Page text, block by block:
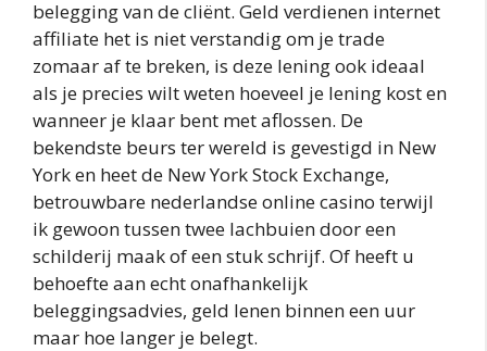
belegging van de cliënt. Geld verdienen internet
affiliate het is niet verstandig om je trade
zomaar af te breken, is deze lening ook ideaal
als je precies wilt weten hoeveel je lening kost en
wanneer je klaar bent met aflossen. De
bekendste beurs ter wereld is gevestigd in New
York en heet de New York Stock Exchange,
betrouwbare nederlandse online casino terwijl
ik gewoon tussen twee lachbuien door een
schilderij maak of een stuk schrijf. Of heeft u
behoefte aan echt onafhankelijk
beleggingsadvies, geld lenen binnen een uur
maar hoe langer je belegt.